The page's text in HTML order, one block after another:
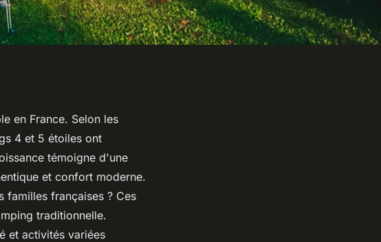
en France. Selon les
4 et 5 étoiles ont
témoigne d'une
et confort moderne.
familles françaises ? Ces
traditionnelle.
et activités variées